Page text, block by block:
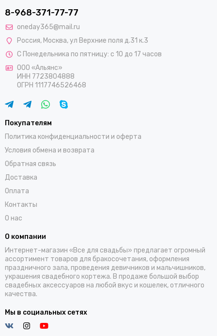
8-968-371-77-77
oneday365@mail.ru
Россия, Москва,ул Верхние поля д.31 к.3
С Понедельника по пятницу: с 10 до 17 часов
ООО «Альянс»
ИНН 7723804888
ОГРН 1117746526468
Покупателям
Политика конфиденциальности и оферта
Условия обмена и возврата
Обратная связь
Доставка
Оплата
Контакты
О нас
О компании
Интернет-магазин «Все для свадьбы» предлагает огромный
ассортимент товаров для бракосочетания, оформления
праздничного зала, проведения девичников и мальчишников,
украшения свадебного кортежа. В продаже большой выбор
свадебных аксессуаров на любой вкус и кошелек, отличного
качества.
Мы в социальных сетях